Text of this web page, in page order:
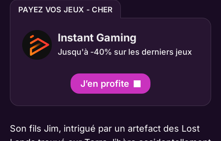
PAYEZ VOS JEUX - CHER
Instant Gaming
Jusqu'à -40% sur les derniers jeux
J’en profite
Son fils Jim, intrigué par un artefact des Lost